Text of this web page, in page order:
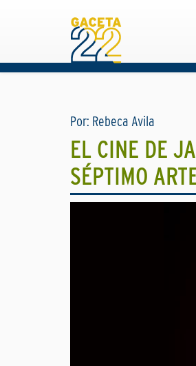
Por: Rebeca Avila
EL CINE DE
SÉPTIMO